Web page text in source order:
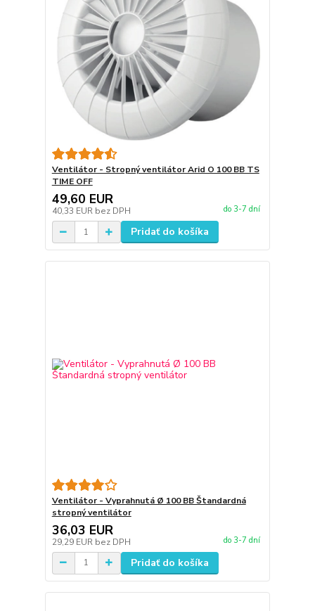
Ventilátor - Stropný ventilátor Arid O 100 BB TS
TIME OFF
49,60 EUR
40,33 EUR bez DPH do 3-7 dní
Pridať do košíka
Ventilátor - Vyprahnutá Ø 100 BB Štandardná
stropný ventilátor
36,03 EUR
29,29 EUR bez DPH do 3-7 dní
Pridať do košíka